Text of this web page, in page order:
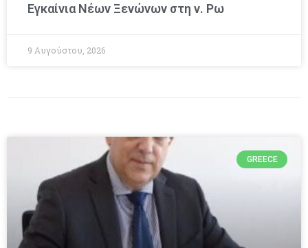
Εγκαίνια Νέων Ξενώνων στη ν. Ρω
9 Αυγούστου, 2026
GREECE